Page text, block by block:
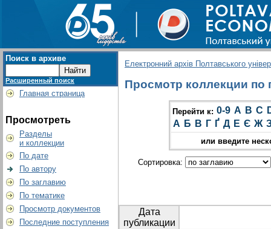
Поиск в архиве
Расширенный поиск
Главная страница
Просмотреть
Разделы
и коллекции
По дате
По автору
По заглавию
По тематике
Просмотр документов
Последние поступления
Електронний архів Полтавського
Просмотр коллекции по
Перейти к: 0-9 A B C
А Б В Г Ґ Д Е Є Ж
или введите
Сортировка:
Дата
публикации